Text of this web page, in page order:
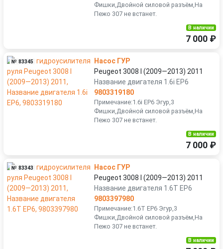
Фишки,Двойной силовой разъём,На
Пежо 307 не встанет.
В наличии
7 000 ₽
№ 83345
Насос ГУР
Peugeot 3008 I (2009—2013) 2011
Название двигателя 1.6i EP6
9803319180
Примечание:1.6i EP6 Эгур,3
Фишки,Двойной силовой разъём,На
Пежо 307 не встанет.
В наличии
7 000 ₽
№ 83343
Насос ГУР
Peugeot 3008 I (2009—2013) 2011
Название двигателя 1.6T EP6
9803397980
Примечание:1.6T EP6 Эгур,3
Фишки,Двойной силовой разъём,На
Пежо 307 не встанет.
В наличии